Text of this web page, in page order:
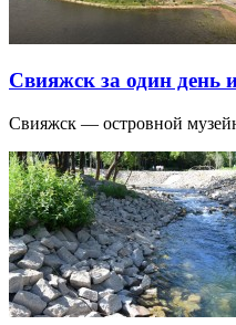
Свияжск за один день
Свияжск — островной